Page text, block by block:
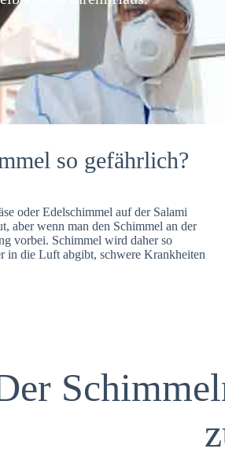
so gefährlich?
oder Edelschimmel auf der Salami
aber wenn man den Schimmel an der
vorbei. Schimmel wird daher so
in die Luft abgibt, schwere Krankheiten